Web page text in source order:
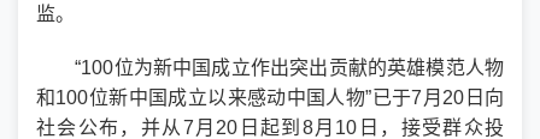
监。
“100位为新中国成立作出突出贡献的英雄模范人物
和100位新中国成立以来感动中国人物”已于7月20日向
社会公布，并从7月20日起到8月10日，接受群众投